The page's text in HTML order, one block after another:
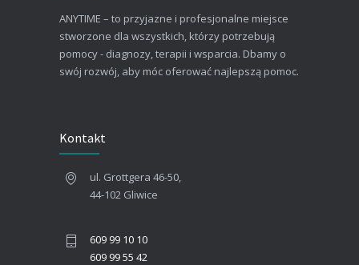
ANYTIME – to przyjazne i profesjonalne miejsce
stworzone dla wszystkich, którzy potrzebują
pomocy - diagnozy, terapii i wsparcia. Dbamy o
swój rozwój, aby móc oferować najlepszą pomoc.
Kontakt
ul. Grottgera 46-50,
44-102 Gliwice
609 99 10 10
609 99 55 42